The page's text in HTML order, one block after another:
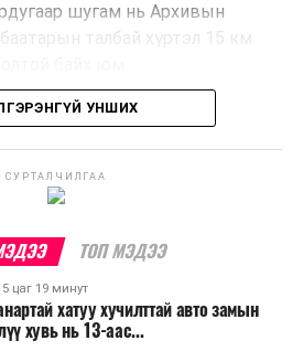
шугам нь Архивын
талбай хүртэл 15 км
цагт 10-12 мянган
хөгжүүлснээр нийтийн тээвэрт
дэмжиж, шугам болон
худалдаа, үйлчилгээ, орон
бий болох боломжтой. Үүний
нэмэгдэх, жижиг, дунд
УНШИХ
СУРТАЛЧИЛГАА
ТОП МЭДЭЭ
цаг 19 минут
хатуу хучилттай авто замын
хувь нь 13-аас...